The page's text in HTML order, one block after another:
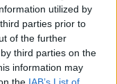
utilized by
parties prior to
of the further
third parties on the
information may
the IAB’s List of